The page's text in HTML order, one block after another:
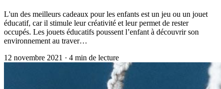
L'un des meilleurs cadeaux pour les enfants est un jeu ou un jouet
éducatif, car il stimule leur créativité et leur permet de rester
occupés. Les jouets éducatifs poussent l’enfant à découvrir son
environnement au traver…
12 novembre 2021 · 4 min de lecture